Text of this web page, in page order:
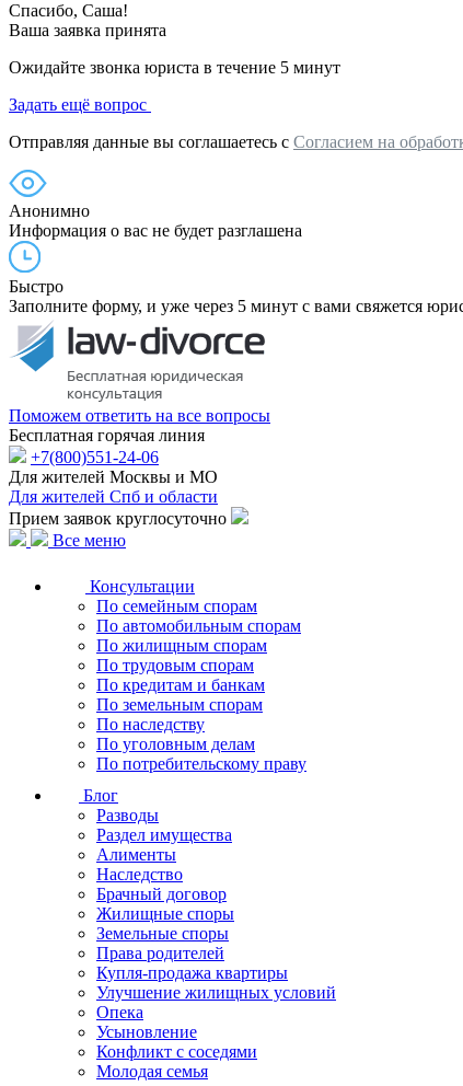
Спасибо, Саша!
Ваша заявка принята
Ожидайте звонка юриста в течение 5 минут
Задать ещё вопрос
Отправляя данные вы соглашаетесь с Согласием на
Анонимно
Информация о вас не будет разглашена
Быстро
Заполните форму, и уже через 5 минут с вами свяжется
Поможем ответить на все вопросы
Бесплатная горячая линия
+7(800)551-24-06
Для жителей Москвы и МО
Для жителей Спб и области
Прием заявок круглосуточно
Все меню
Консультации
По семейным спорам
По автомобильным спорам
По жилищным спорам
По трудовым спорам
По кредитам и банкам
По земельным спорам
По наследству
По уголовным делам
По потребительскому праву
Блог
Разводы
Раздел имущества
Алименты
Наследство
Брачный договор
Жилищные споры
Земельные споры
Права родителей
Купля-продажа квартиры
Улучшение жилищных условий
Опека
Усыновление
Конфликт с соседями
Молодая семья